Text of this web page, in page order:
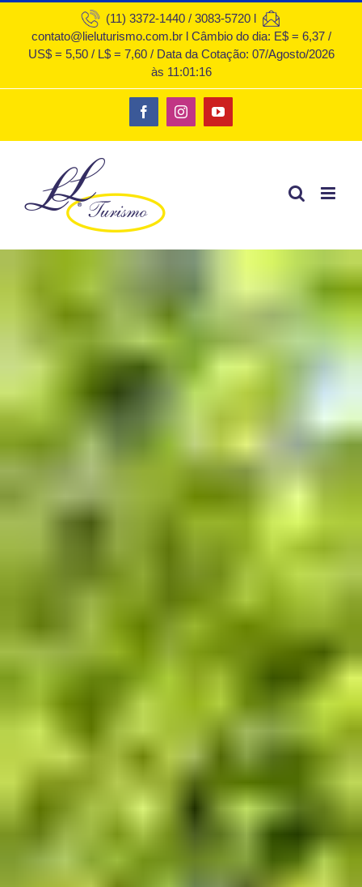
conteúdo
(11) 3372-1440 / 3083-5720 l
contato@lieluturismo.com.br l Câmbio do dia: E$ = 6,37 /
US$ = 5,50 / L$ = 7,60 / Data da Cotação: 07/Agosto/2026
às 11:01:16
FacebookInstagramYouTube